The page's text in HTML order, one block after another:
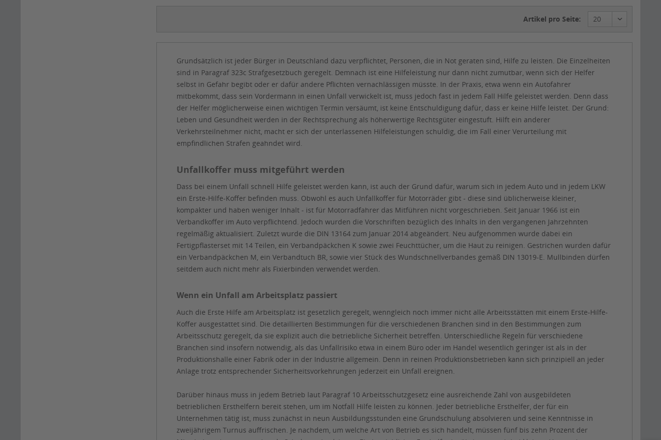
Artikel pro Seite:
Grundsätzlich ist jeder Bürger in Deutschland dazu verpflichtet, Personen, die in Not geraten sind, Hilfe zu leisten. Die Einzelheiten
sind in Paragraf 323c Strafgesetzbuch geregelt. Demnach ist eine Hilfeleistung nur dann nicht zumutbar, wenn sich der Helfer
selbst in Gefahr begibt oder er dafür andere Pflichten vernachlässigen müsste. In der Praxis, etwa wenn ein Autofahrer
mitbekommt, dass sein Vordermann in einen Unfall verwickelt ist, muss jedoch fast in jedem Fall Hilfe geleistet werden. Denn dass
der Helfer möglicherweise einen wichtigen Termin versäumt, ist keine Entschuldigung dafür, dass er keine Hilfe leistet. Der Grund:
Leben und Gesundheit werden in der Rechtsprechung als höherwertige Rechtsgüter eingestuft. Hilft ein anderer
Verkehrsteilnehmer nicht, macht er sich der unterlassenen Hilfeleistungen schuldig, die im Fall einer Verurteilung mit
empfindlichen Strafen geahndet wird.
Unfallkoffer muss mitgeführt werden
Dass bei einem Unfall schnell Hilfe geleistet werden kann, ist auch der Grund dafür, warum sich in jedem Auto und in jedem LKW
ein Erste-Hilfe-Koffer befinden muss. Obwohl es auch Unfallkoffer für Motorräder gibt - diese sind üblicherweise kleiner,
kompakter und haben weniger Inhalt - ist für Motorradfahrer das Mitführen nicht vorgeschrieben. Seit Januar 1966 ist ein
Verbandkoffer im Auto verpflichtend. Jedoch wurden die Vorschriften bezüglich des Inhalts in den vergangenen Jahrzehnten
regelmäßig aktualisiert. Zuletzt wurde die DIN 13164 zum Januar 2014 abgeändert. Neu aufgenommen wurde dabei ein
Fertigpflasterset mit 14 Teilen, ein Verbandpäckchen K sowie zwei Feuchttücher, um die Haut zu reinigen. Gestrichen wurden dafür
ein Verbandpäckchen M, ein Verbandtuch BR, sowie vier Stück des Wundschnellverbandes gemäß DIN 13019-E. Mullbinden dürfen
seitdem auch nicht mehr als Fixierbinden verwendet werden.
Wenn ein Unfall am Arbeitsplatz passiert
Auch die Erste Hilfe am Arbeitsplatz ist gesetzlich geregelt, wenngleich noch immer nicht alle Arbeitsstätten mit einem Erste-Hilfe-
Koffer ausgestattet sind. Die detaillierten Bestimmungen für die verschiedenen Branchen sind in den Bestimmungen zum
Arbeitsschutz geregelt, da sie explizit auch die betriebliche Sicherheit betreffen. Unterschiedliche Regeln für verschiedene
Branchen sind insofern notwendig, als das Unfallrisiko etwa in einem Büro oder im Handel wesentlich geringer ist als in der
Produktionshalle einer Fabrik oder in der Industrie allgemein. Denn in reinen Produktionsbetrieben kann sich prinzipiell an jeder
Anlage trotz entsprechender Sicherheitsvorkehrungen jederzeit ein Unfall ereignen.
Darüber hinaus muss in jedem Betrieb laut Paragraf 10 Arbeitsschutzgesetz eine ausreichende Zahl von ausgebildeten
betrieblichen Ersthelfern bereit stehen, um im Notfall Hilfe leisten zu können. Jeder betriebliche Ersthelfer, der für ein
Unternehmen tätig ist, muss zunächst in neun Ausbildungsstunden eine Grundschulung absolvieren und seine Kenntnisse in
zweijährigem Turnus auffrischen. Je nachdem, um welche Art von Betrieb es sich handelt, müssen fünf bis zehn Prozent der